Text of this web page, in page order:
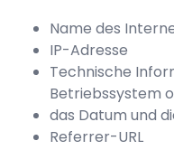
Name des
IP-Adresse
Technische
Betriebssystem
das Datum und
Referrer-URL